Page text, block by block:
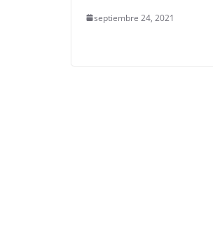
septiembre 24, 2021